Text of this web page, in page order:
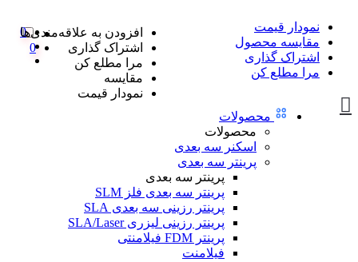
نمودار قیمت
مقایسه محصول
اشتراک گذاری
مرا مطلع کن
0
0
محصولات
محصولات
اسکنر سه بعدی
پرینتر سه بعدی
پرینتر سه بعدی
پرینتر سه بعدی فلز SLM
پرینتر رزینی سه بعدی SLA
پرینتر رزینی لیزری SLA/Laser
پرینتر FDM فیلامنتی
فیلامنت
افزودن به علاقه‌مندی‌ها
اشتراک گذاری
مرا مطلع کن
مقایسه
نمودار قیمت